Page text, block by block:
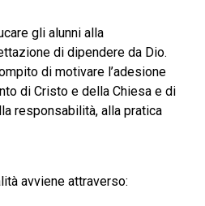
gli alunni alla
di dipendere da Dio.
di motivare l’adesione
di Cristo e della Chiesa e di
responsabilità, alla pratica
avviene attraverso: